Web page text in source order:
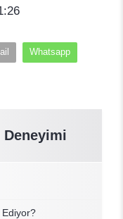
Whatsapp
Ediyor?